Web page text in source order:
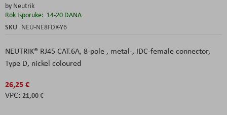
by Neutrik
Rok Isporuke: 14-20 DANA
SKU NEU-NE8FDX-Y6
NEUTRIK® RJ45 CAT.6A, 8-pole , metal-, IDC-female connector,
Type D, nickel coloured
26,25 €
21,00 €
beginning
of
the